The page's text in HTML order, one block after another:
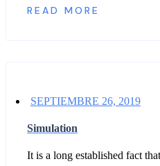
READ MORE
SEPTIEMBRE 26, 2019
Simulation
It is a long established fact